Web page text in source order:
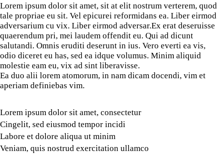
Lorem ipsum dolor sit amet, sit at elit nostrum verterem, quod
tale propriae eu sit. Vel epicurei reformidans ea. Liber eirmod
adversarium cu vix. Liber eirmod adversar.Ex erat deseruisse
quaerendum pri, mei laudem offendit eu. Qui ad dicunt
salutandi. Omnis eruditi deserunt in ius. Vero everti ea vis,
odio diceret eu has, sed ea idque volumus. Minim aliquid
molestie eam eu, vix ad sint liberavisse.
Ea duo alii lorem atomorum, in nam dicam docendi, vim et
aperiam definiebas vim.
Lorem ipsum dolor sit amet, consectetur
Cingelit, sed eiusmod tempor incidi
Labore et dolore aliqua ut minim
Veniam, quis nostrud exercitation ullamco